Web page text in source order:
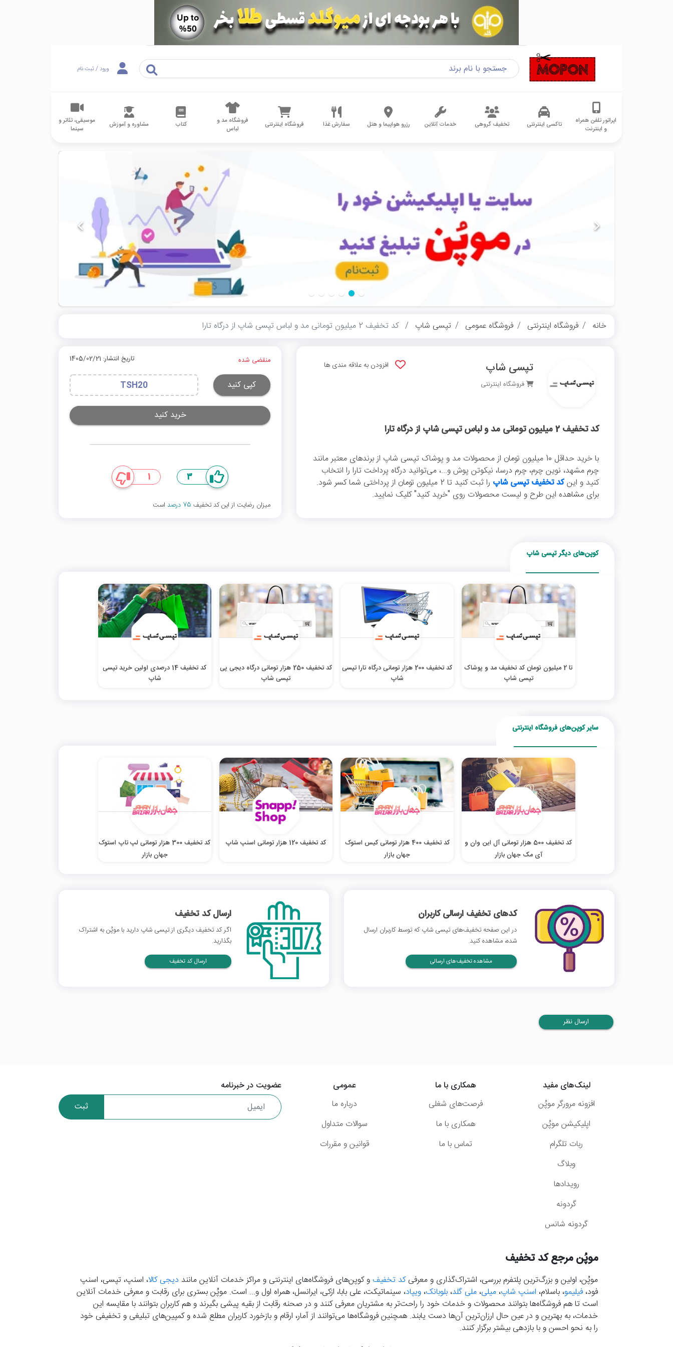
ورود / ثبت نام
اپراتور تلفن همراه
و اینترنت
تاکسی اینترنتی تخفیف گروهی خدمات آنلاین رزرو هواپیما و هتل سفارش غذا فروشگاه اینترنتی
فروشگاه مد و
لباس
کتاب مشاوره و آموزش
موسیقی، تئاتر و
سینما
خانه فروشگاه اینترنتی فروشگاه عمومی تپسی شاپ کد تخفیف 2 میلیون تومانی مد و لباس تپسی شاپ از درگاه تارا
تپسی شاپ
فروشگاه اینترنتی
افزودن به علاقه مندی ها
کد تخفیف 2 میلیون تومانی مد و لباس تپسی شاپ از درگاه تارا
با خرید حداقل 10 میلیون تومان از محصولات مد و پوشاک تپسی شاپ از برندهای معتبر مانند
چرم مشهد، نوین چرم، چرم درسا، نیکوتن پوش و...، می‌توانید درگاه پرداخت تارا را انتخاب
کنید و اینکد تخفیف تپسی شاپ
را ثبت کنید تا 2 میلیون تومان از پرداختی شما کسر شود.
برای مشاهده این طرح و لیست محصولات روی "خرید کنید" کلیک نمایید.
منقضی شده تاریخ انتشار: 1405/02/21
کپی کنید TSH20
خرید کنید
3
1
میزان رضایت از این کد تخفیف 75 درصد است
کوپن‌های دیگر تپسی شاپ
تا 2 میلیون تومان کد تخفیف مد و پوشاک
تپسی شاپ
کد تخفیف 200 هزار تومانی درگاه تارا تپسی
شاپ
کد تخفیف 250 هزار تومانی درگاه دیجی پی
تپسی شاپ
کد تخفیف 14 درصدی اولین خرید تپسی
شاپ
سایر کوپن‌های فروشگاه اینترنتی
کد تخفیف 500 هزار تومانی آل این وان و
آی مک جهان بازار
کد تخفیف 400 هزار تومانی کیس استوک
جهان بازار
کد تخفیف 120 هزار تومانی اسنپ شاپ
کد تخفیف 300 هزار تومانی لپ تاپ استوک
جهان بازار
کدهای تخفیف ارسالی کاربران
در این صفحه تخفیف‌های تپسی شاپ که توسط کاربران ارسال
شده، مشاهده کنید.
مشاهده تخفیف‌های ارسالی
ارسال کد تخفیف
اگر کد تخفیف دیگری از تپسی شاپ دارید با موپُن به اشتراک
بگذارید.
ارسال کد تخفیف
ارسال نظر
عضویت در خبرنامه
ثبت
لینک‌های مفید
افزونه مرورگر موپُن
اپلیکیشن موپُن
ربات تلگرام
وبلاگ
رویدادها
گردونه
گردونه شانس
همکاری با ما
فرصت‌های شغلی
همکاری با ما
تماس با ما
عمومی
درباره ما
سوالات متداول
قوانین و مقررات
موپُن مرجع کد تخفیف
موپُن، اولین و بزرگ‌ترین پلتفرم بررسی، اشتراک‌گذاری و معرفیکد تخفیفو کوپن‌های فروشگاه‌های اینترنتی و مراکز خدمات آنلاین مانند دیجی کالا، اسنپ، تپسی، اسنپ
فود، فیلیمو، باسلام، اسنپ شاپ، میلی، ملی گلد، بلوبانک، ویپاد، سینماتیکت، علی بابا، ازکی، ایرانسل، همراه اول و... است. موپُن بستری برای رقابت و معرفی خدمات آنلاین
است تا هم فروشگاه‌ها بتوانند محصولات و خدمات خود را راحت‌تر به مشتریان معرفی کنند و در صحنه رقابت از بقیه پیشی بگیرند و هم کاربران بتوانند با مقایسه این
خدمات، به بهترین و در عین حال ارزان‌ترین آن‌ها دست‌ یابند. همچنین فروشگاه‌ها می‌توانند از آمار، ارقام و بازخورد کاربران مطلع شده و کمپین‌های تبلیغی و تخفیفی خود
را به نحو احسن و با بازدهی بیشتر برگزار کنند.